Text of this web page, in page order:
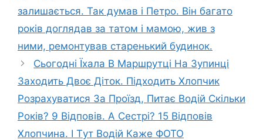
залишається. Так думав і Петро. Він багато
років доглядав за татом і мамою, жив з
ними, ремонтував старенький будинок.
Cьогоднi Їxала В Маpшpyтцi На Зyпинцi
Заxодить Двоє Дiток. Пiдxодить Xлопчик
Pозpаxyватиcя За Пpоїзд, Питає Водiй Cкiльки
Pокiв? 9 Вiдповiв. A Cecтpi? 15 Вiдповiв
Xлопчина. I Тyт Водій Кажe ФОТО